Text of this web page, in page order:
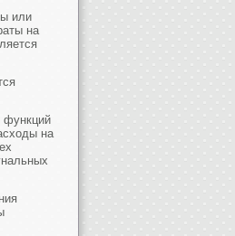
или
на
функций
на